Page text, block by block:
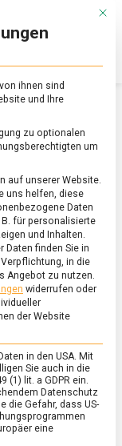
Fleisch
Mit
ihnen sind
und Ihre
zu optionalen
um
auf unserer Website.
uns helfen, diese
Daten
B. für personalisierte
und Inhalten.
Daten finden Sie in
in die
Angebot zu nutzen.
widerrufen oder
der Website
in den USA. Mit
Sie auch in die
(1) lit. a GDPR ein.
Datenschutz
die Gefahr, dass US-
eine